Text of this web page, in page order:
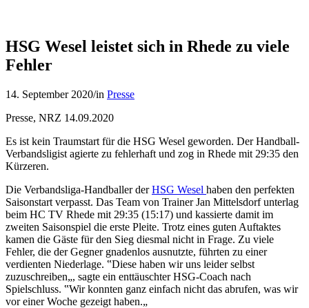
HSG Wesel leistet sich in Rhede zu viele
Fehler
14. September 2020/in Presse
Presse, NRZ 14.09.2020
Es ist kein Traumstart für die HSG Wesel geworden. Der Handball-
Verbandsligist agierte zu fehlerhaft und zog in Rhede mit 29:35 den
Kürzeren.
Die Verbandsliga-Handballer derHSG Wesel haben den perfekten
Saisonstart verpasst. Das Team von Trainer Jan Mittelsdorf unterlag
beim HC TV Rhede mit 29:35 (15:17) und kassierte damit im
zweiten Saisonspiel die erste Pleite. Trotz eines guten Auftaktes
kamen die Gäste für den Sieg diesmal nicht in Frage. Zu viele
Fehler, die der Gegner gnadenlos ausnutzte, führten zu einer
verdienten Niederlage. ‟Diese haben wir uns leider selbst
zuzuschreiben„, sagte ein enttäuschter HSG-Coach nach
Spielschluss. ‟Wir konnten ganz einfach nicht das abrufen, was wir
vor einer Woche gezeigt haben.„